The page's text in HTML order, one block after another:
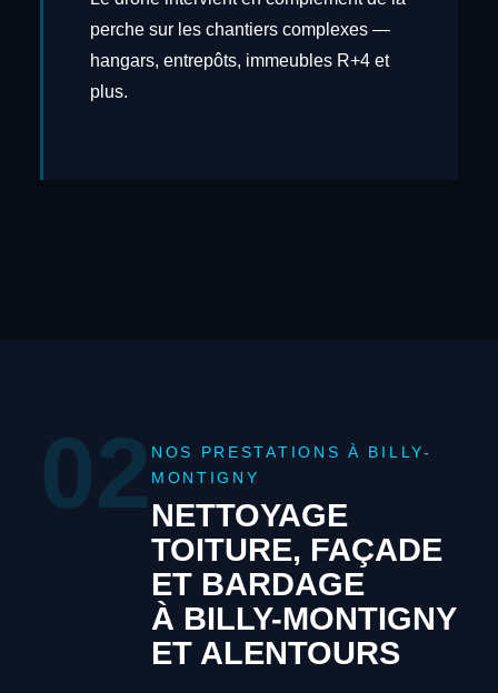
perche sur les chantiers complexes —
hangars, entrepôts, immeubles R+4 et
plus.
02 NOS PRESTATIONS À BILLY-
MONTIGNY
NETTOYAGE
TOITURE, FAÇADE
ET BARDAGE
À BILLY-MONTIGNY
ET ALENTOURS